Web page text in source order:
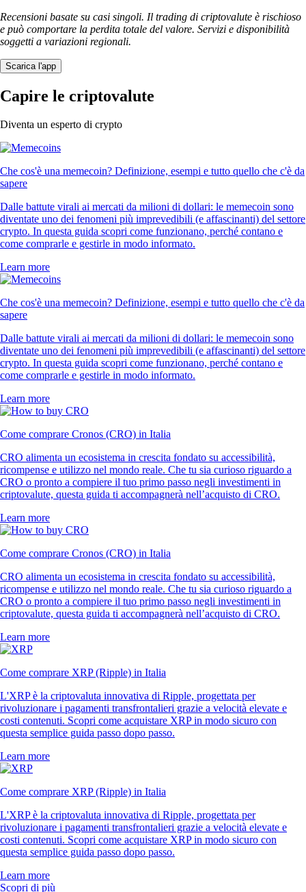
Recensioni basate su casi singoli. Il trading di criptovalute è rischioso
e può comportare la perdita totale del valore. Servizi e disponibilità
soggetti a variazioni regionali.
Scarica l'app
Capire le criptovalute
Diventa un esperto di crypto
Che cos'è una memecoin? Definizione, esempi e tutto quello che c'è da
sapere
Dalle battute virali ai mercati da milioni di dollari: le memecoin sono
diventate uno dei fenomeni più imprevedibili (e affascinanti) del settore
crypto. In questa guida scopri come funzionano, perché contano e
come comprarle e gestirle in modo informato.
Learn more
Che cos'è una memecoin? Definizione, esempi e tutto quello che c'è da
sapere
Dalle battute virali ai mercati da milioni di dollari: le memecoin sono
diventate uno dei fenomeni più imprevedibili (e affascinanti) del settore
crypto. In questa guida scopri come funzionano, perché contano e
come comprarle e gestirle in modo informato.
Learn more
Come comprare Cronos (CRO) in Italia
CRO alimenta un ecosistema in crescita fondato su accessibilità,
ricompense e utilizzo nel mondo reale. Che tu sia curioso riguardo a
CRO o pronto a compiere il tuo primo passo negli investimenti in
criptovalute, questa guida ti accompagnerà nell’acquisto di CRO.
Learn more
Come comprare Cronos (CRO) in Italia
CRO alimenta un ecosistema in crescita fondato su accessibilità,
ricompense e utilizzo nel mondo reale. Che tu sia curioso riguardo a
CRO o pronto a compiere il tuo primo passo negli investimenti in
criptovalute, questa guida ti accompagnerà nell’acquisto di CRO.
Learn more
Come comprare XRP (Ripple) in Italia
L'XRP è la criptovaluta innovativa di Ripple, progettata per
rivoluzionare i pagamenti transfrontalieri grazie a velocità elevate e
costi contenuti. Scopri come acquistare XRP in modo sicuro con
questa semplice guida passo dopo passo.
Learn more
Come comprare XRP (Ripple) in Italia
L'XRP è la criptovaluta innovativa di Ripple, progettata per
rivoluzionare i pagamenti transfrontalieri grazie a velocità elevate e
costi contenuti. Scopri come acquistare XRP in modo sicuro con
questa semplice guida passo dopo passo.
Learn more
Scopri di più